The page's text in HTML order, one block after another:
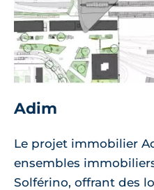
Adim
Le projet immobilier
ensembles
Solférino, offrant des